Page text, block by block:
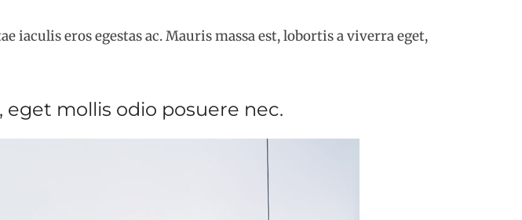
iaculis eros egestas ac. Mauris massa est, lobortis a viverra eget,
mollis odio posuere nec.